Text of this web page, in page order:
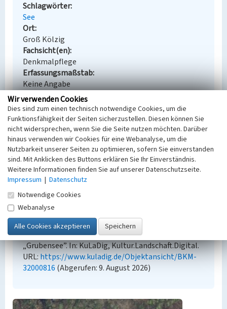
Schlagwörter
See
Ort
Groß Kölzig
Fachsicht(en)
Denkmalpflege
Erfassungsmaßstab
Keine Angabe
Erfassungsmethode
Übernahme aus externer Fachdatenbank
Empfohlene Zitierweise
Urheberrechtlicher Hinweis
Der hier präsentierte Inhalt steht unter der freien
Lizenz dl-by-de/2.0 (Namensnennung). Die
angezeigten Medien unterliegen möglicherweise
zusätzlichen urheberrechtlichen Bedingungen, die
an diesen ausgewiesen sind.
Empfohlene Zitierweise
„Grubensee”. In: KuLaDig, Kultur.Landschaft.Digital.
URL:https://www.kuladig.de/Objektansicht/BKM-
32000816 (Abgerufen: 9. August 2026)
Wir verwenden Cookies
Dies sind zum einen technisch notwendige Cookies, um die
Funktionsfähigkeit der Seiten sicherzustellen. Diesen können Sie
nicht widersprechen, wenn Sie die Seite nutzen möchten. Darüber
hinaus verwenden wir Cookies für eine Webanalyse, um die
Nutzbarkeit unserer Seiten zu optimieren, sofern Sie einverstanden
sind. Mit Anklicken des Buttons erklären Sie Ihr Einverständnis.
Weitere Informationen finden Sie auf unserer Datenschutzseite.
Impressum | Datenschutz
Notwendige Cookies
Webanalyse